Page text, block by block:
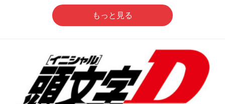
もっと見る